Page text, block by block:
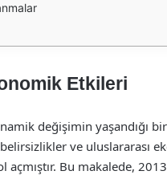
Etkileri
değişimin yaşandığı
ve uluslararası
açmıştır. Bu makalede,